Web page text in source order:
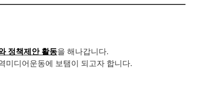
정책제안 활동을 해나갑니다.
미디어운동에 보탬이 되고자 합니다.